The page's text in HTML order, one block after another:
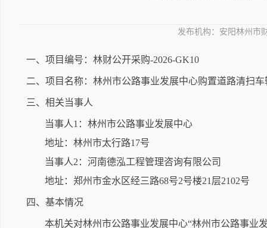
发布机构： 安阳林州市
一、项目编号：林财公开采购-2026-GK10
二、项目名称：林州市公路事业发展中心购置道路清扫车
三、相关当事人
当事人1：林州市公路事业发展中心
地址：林州市太行路17号
当事人2：河南德泓工程管理咨询有限公司
地址：郑州市金水区经三路68号2号楼21层2102号
四、基本情况
本机关对林州市公路事业发展中心“林州市公路事业